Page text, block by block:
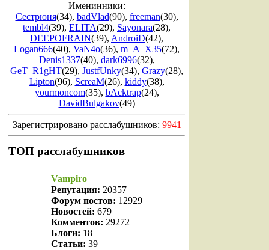
Именинники:
Сестрюня(34), badVlad(90), freeman(30),
tembl4(39), ELITA(29), Sayonara(28),
DEEPOFRAIN(39), AndroiD(42),
Logan666(40), VaN4o(36), m_A_X35(72),
Denis1337(40), dark6996(32),
GeT_R1gHT(29), JustfUnky(34), Grazy(28),
Lipton(96), ScreaM(26), kiddy(38),
yourmoncom(35), bAcktrap(24),
DavidBulgakov(49)
Зарегистрировано расслабушников: 9941
ТОП расслабушников
Vampiro
Репутация: 20357
Форум постов: 12929
Новостей: 679
Комментов: 29272
Блоги: 18
Статьи: 39